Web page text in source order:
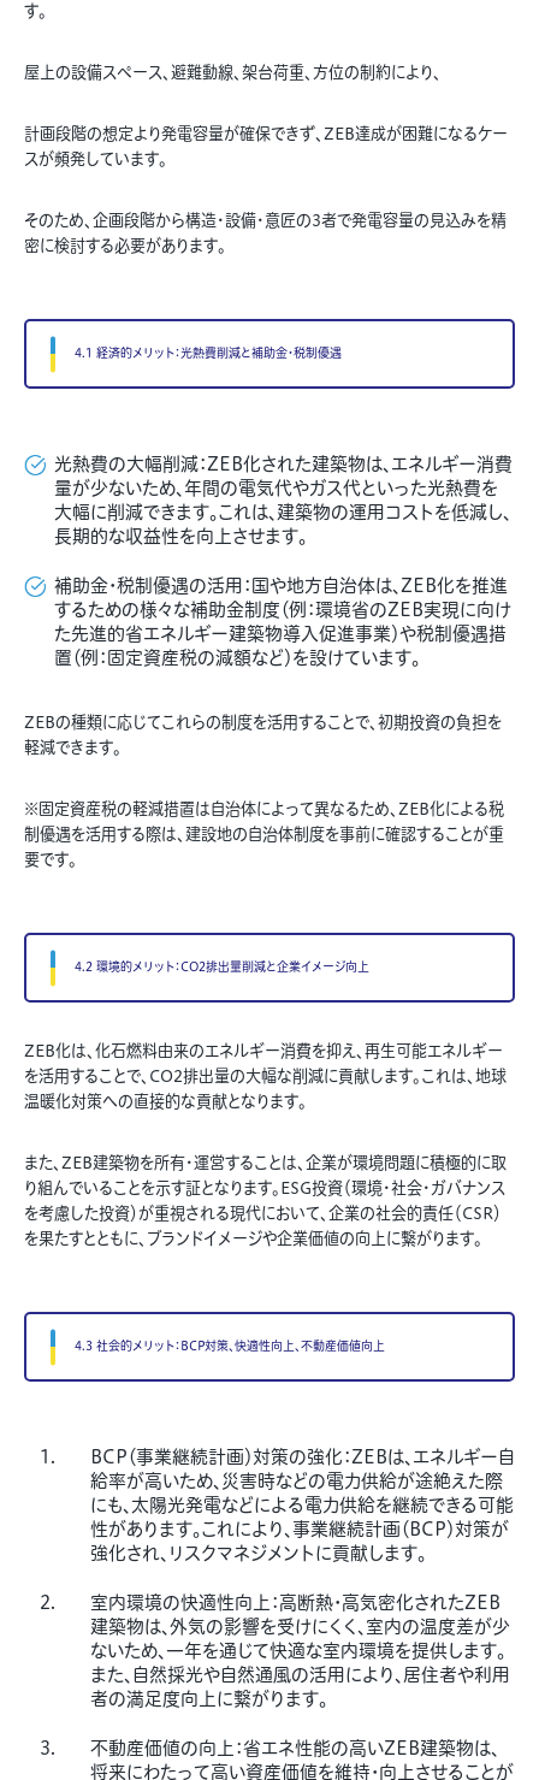
す。
屋上の設備スペース、避難動線、架台荷重、方位の制約により、
計画段階の想定より発電容量が確保できず、ZEB達成が困難になるケー
スが頻発しています。
そのため、企画段階から構造・設備・意匠の3者で発電容量の見込みを精
密に検討する必要があります。
4.1 経済的メリット：光熱費削減と補助金・税制優遇
光熱費の大幅削減：ZEB化された建築物は、エネルギー消費
量が少ないため、年間の電気代やガス代といった光熱費を
大幅に削減できます。これは、建築物の運用コストを低減し、
長期的な収益性を向上させます。
補助金・税制優遇の活用：国や地方自治体は、ZEB化を推進
するための様々な補助金制度（例：環境省のZEB実現に向け
た先進的省エネルギー建築物導入促進事業）や税制優遇措
置（例：固定資産税の減額など）を設けています。
ZEBの種類に応じてこれらの制度を活用することで、初期投資の負担を
軽減できます。
※固定資産税の軽減措置は自治体によって異なるため、ZEB化による税
制優遇を活用する際は、建設地の自治体制度を事前に確認することが重
要です。
4.2 環境的メリット：CO2排出量削減と企業イメージ向上
ZEB化は、化石燃料由来のエネルギー消費を抑え、再生可能エネルギー
を活用することで、CO2排出量の大幅な削減に貢献します。これは、地球
温暖化対策への直接的な貢献となります。
また、ZEB建築物を所有・運営することは、企業が環境問題に積極的に取
り組んでいることを示す証となります。ESG投資（環境・社会・ガバナンス
を考慮した投資）が重視される現代において、企業の社会的責任（CSR）
を果たすとともに、ブランドイメージや企業価値の向上に繋がります。
4.3 社会的メリット：BCP対策、快適性向上、不動産価値向上
BCP（事業継続計画）対策の強化：ZEBは、エネルギー自
給率が高いため、災害時などの電力供給が途絶えた際
にも、太陽光発電などによる電力供給を継続できる可能
性があります。これにより、事業継続計画（BCP）対策が
強化され、リスクマネジメントに貢献します。
室内環境の快適性向上：高断熱・高気密化されたZEB
建築物は、外気の影響を受けにくく、室内の温度差が少
ないため、一年を通じて快適な室内環境を提供します。
また、自然採光や自然通風の活用により、居住者や利用
者の満足度向上に繋がります。
不動産価値の向上：省エネ性能の高いZEB建築物は、
将来にわたって高い資産価値を維持・向上させることが